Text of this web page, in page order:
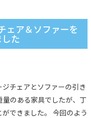
ェア＆ソファーを
た
チェアとソファーの引き
のある家具でしたが、丁
できました。 今回のよう